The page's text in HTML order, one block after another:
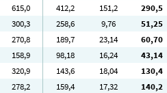
615,0 412,2 151,2 290,5
300,3 258,6 9,76 51,25
270,8 189,7 23,14 60,70
158,9 98,18 16,24 43,14
320,9 143,6 18,04 130,4
278,2 159,4 17,32 140,2